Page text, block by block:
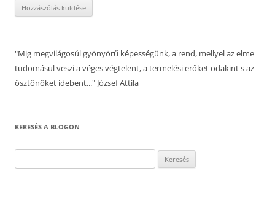
"Mig megvilágosúl gyönyörű képességünk, a rend, mellyel az elme
tudomásul veszi a véges végtelent, a termelési erőket odakint s az
ösztönöket idebent..." József Attila
KERESÉS A BLOGON